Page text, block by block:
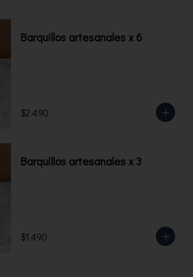
Barquillos artesanales x 6
$2.490
Barquillos artesanales x 3
$1.490